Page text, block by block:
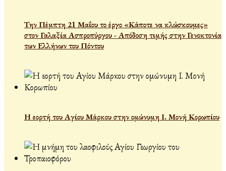
Την Πέμπτη 21 Μαΐου το έργο «Κάποτε να κλώσκουμες»
στον Γαλαξία Ασπροπύργου - Απόδοση τιμής στην Γενοκτονία
των Ελλήνων του Πόντου
Η εορτή του Αγίου Μάρκου στην ομώνυμη Ι. Μονή Κορωπίου